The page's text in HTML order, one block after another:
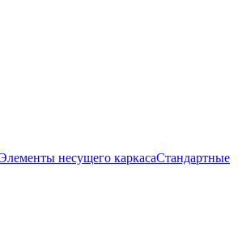
несущего каркасаСтандартные